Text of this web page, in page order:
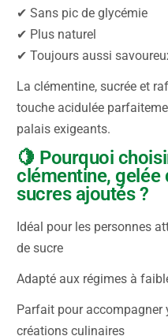
✔ Sans pic de glycémie
✔ Plus naturel
✔ Toujours aussi
La clémentine, sucrée et
touche acidulée
palais exigeants.
🍋 Pourquoi
clémentine, gelée
sucres ajoutés ?
Idéal pour les personnes
de sucre
Adapté aux régimes à
Parfait pour accompagner
créations culinaires